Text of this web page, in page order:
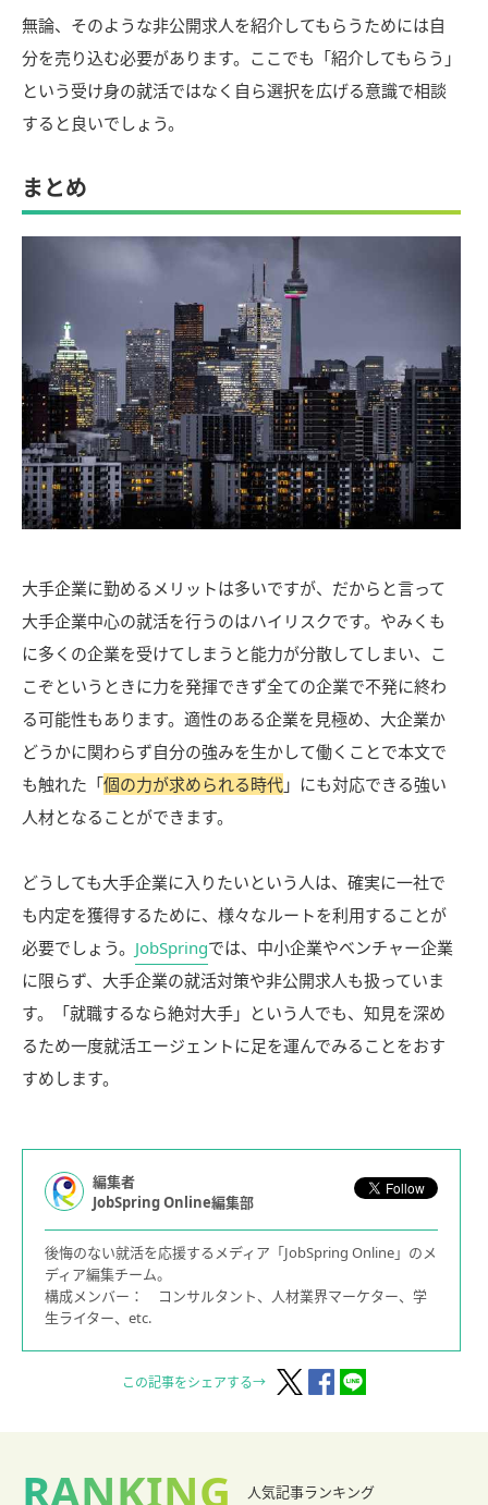
無論、そのような非公開求人を紹介してもらうためには自
分を売り込む必要があります。ここでも「紹介してもらう」
という受け身の就活ではなく自ら選択を広げる意識で相談
すると良いでしょう。
まとめ
大手企業に勤めるメリットは多いですが、だからと言って
大手企業中心の就活を行うのはハイリスクです。やみくも
に多くの企業を受けてしまうと能力が分散してしまい、こ
こぞというときに力を発揮できず全ての企業で不発に終わ
る可能性もあります。適性のある企業を見極め、大企業か
どうかに関わらず自分の強みを生かして働くことで本文で
も触れた「個の力が求められる時代 」にも対応できる強い
人材となることができます。
どうしても大手企業に入りたいという人は、確実に一社で
も内定を獲得するために、様々なルートを利用することが
必要でしょう。 JobSpringでは、中小企業やベンチャー企業
に限らず、大手企業の就活対策や非公開求人も扱っていま
す。「就職するなら絶対大手」という人でも、知見を深め
るため一度就活エージェントに足を運んでみることをおす
すめします。
編集者
JobSpring Online編集部
後悔のない就活を応援するメディア「JobSpring Online」のメ
ディア編集チーム。
構成メンバー： コンサルタント、人材業界マーケター、学
生ライター、etc.
この記事をシェアする→
RANKING 人気記事ランキング